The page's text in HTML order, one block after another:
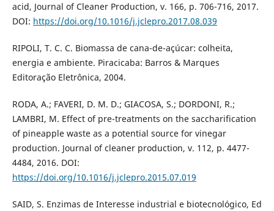
acid, Journal of Cleaner Production, v. 166, p. 706-716, 2017.
DOI: https://doi.org/10.1016/j.jclepro.2017.08.039
RIPOLI, T. C. C. Biomassa de cana-de-açúcar: colheita,
energia e ambiente. Piracicaba: Barros & Marques
Editoração Eletrônica, 2004.
RODA, A.; FAVERI, D. M. D.; GIACOSA, S.; DORDONI, R.;
LAMBRI, M. Effect of pre-treatments on the saccharification
of pineapple waste as a potential source for vinegar
production. Journal of cleaner production, v. 112, p. 4477-
4484, 2016. DOI:
https://doi.org/10.1016/j.jclepro.2015.07.019
SAID, S. Enzimas de Interesse industrial e biotecnológico, Ed